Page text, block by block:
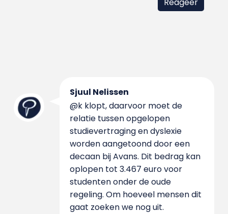
Sjuul Nelissen
@k klopt, daarvoor moet de
relatie tussen opgelopen
studievertraging en dyslexie
worden aangetoond door een
decaan bij Avans. Dit bedrag kan
oplopen tot 3.467 euro voor
studenten onder de oude
regeling. Om hoeveel mensen dit
gaat zoeken we nog uit.